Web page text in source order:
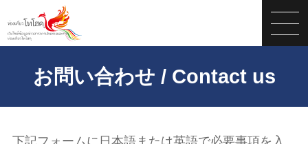
お問い合わせ / Contact us
下記フォームに日本語または英語で必要事項を入